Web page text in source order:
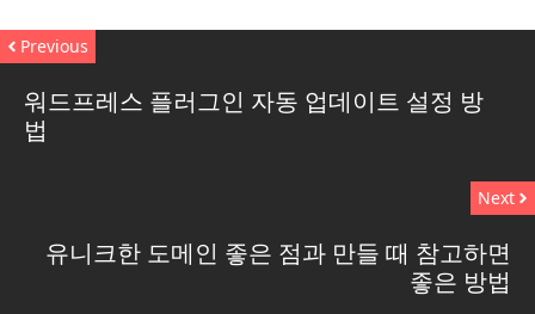
Previous
워드프레스 플러그인 자동 업데이트 설정 방
법
Next
유니크한 도메인 좋은 점과 만들 때 참고하면
좋은 방법